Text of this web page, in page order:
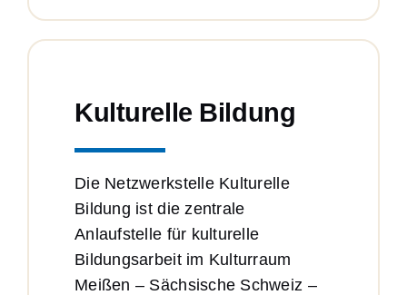
Kulturelle Bildung
Die Netzwerkstelle Kulturelle
Bildung ist die zentrale
Anlaufstelle für kulturelle
Bildungsarbeit im Kulturraum
Meißen – Sächsische Schweiz –